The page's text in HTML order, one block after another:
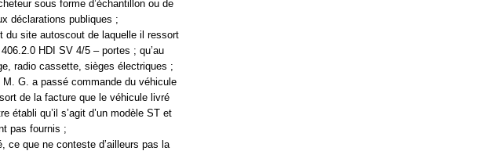
sous forme d’échantillon ou de
déclarations publiques ;
du site autoscout de laquelle il ressort
HDI SV 4/5 – portes ; qu’au
radio cassette, sièges électriques ;
G. a passé commande du véhicule
de la facture que le véhicule livré
établi qu’il s’agit d’un modèle ST et
pas fournis ;
ce que ne conteste d’ailleurs pas la